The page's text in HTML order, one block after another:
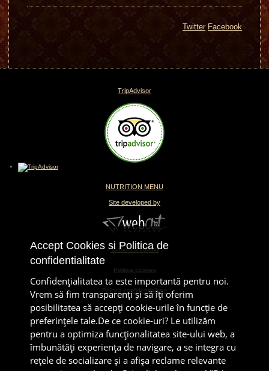
Twitter Facebook
TripAdvisor
NUTRITION MENU
Site developed by
Termeni si conditii
Politica cookies
Politica confidentialitate
Accept Cookies si Politica de
confidentialitate
Confidenţialitatea ta este importantă pentru noi.
Vrem să fim transparenţi și să îţi oferim
posibilitatea să accepţi cookie-urile în funcţie de
preferinţele tale.De ce cookie-uri? Le utilizăm
pentru a optimiza funcţionalitatea site-ului web, a
îmbunătăţi experienţa de navigare, a se integra cu
reţele de socializare şi a afişa reclame relevante